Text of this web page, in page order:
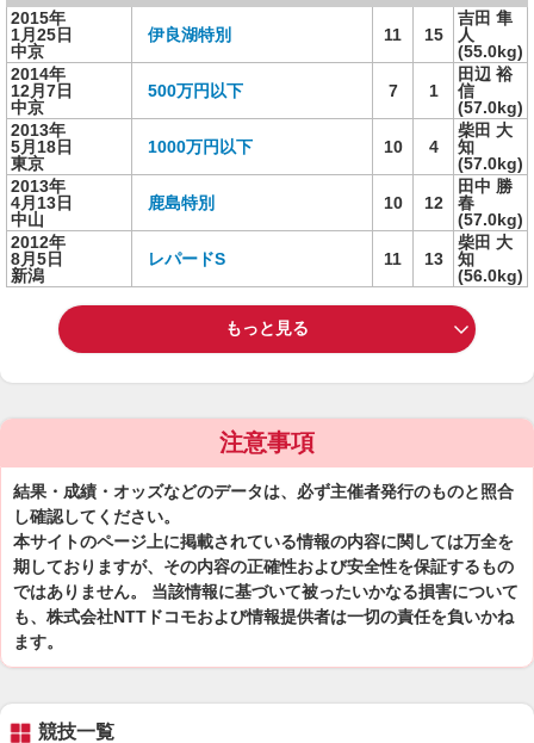
2015年
1月25日
中京
伊良湖特別 11 15
吉田 隼
人
(55.0kg)
2014年
12月7日
中京
500万円以下 7 1
田辺 裕
信
(57.0kg)
2013年
5月18日
東京
1000万円以下 10 4
柴田 大
知
(57.0kg)
2013年
4月13日
中山
鹿島特別 10 12
田中 勝
春
(57.0kg)
2012年
8月5日
新潟
レパードS 11 13
柴田 大
知
(56.0kg)
もっと見る
注意事項
結果・成績・オッズなどのデータは、必ず主催者発行のものと照合
し確認してください。
本サイトのページ上に掲載されている情報の内容に関しては万全を
期しておりますが、その内容の正確性および安全性を保証するもの
ではありません。 当該情報に基づいて被ったいかなる損害について
も、株式会社NTTドコモおよび情報提供者は一切の責任を負いかね
ます。
競技一覧